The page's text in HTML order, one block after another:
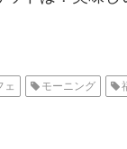
ェ モーニング